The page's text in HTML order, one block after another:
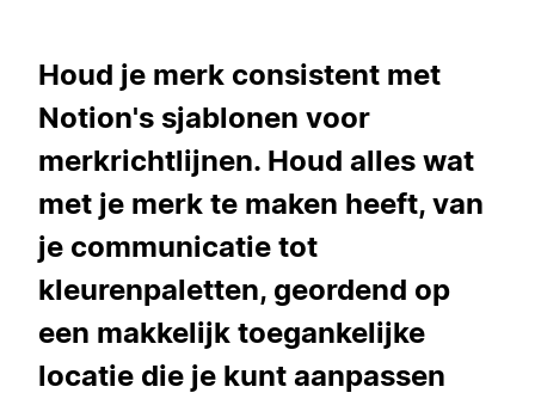
Houd je merk consistent met
Notion's sjablonen voor
merkrichtlijnen. Houd alles wat
met je merk te maken heeft, van
je communicatie tot
kleurenpaletten, geordend op
een makkelijk toegankelijke
locatie die je kunt aanpassen